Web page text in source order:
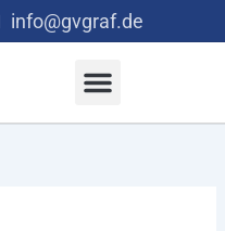
info@gvgraf.de